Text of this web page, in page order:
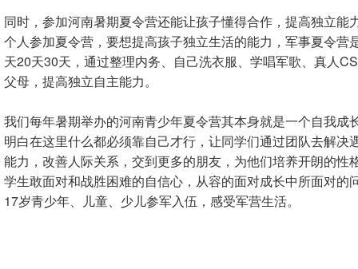
同时，参加河南暑期夏令营还能让孩子懂得合作，提高独立
个人参加夏令营，要想提高孩子独立生活的能力，军事夏令
天20天30天，通过整理内务、自己洗衣服、学唱军歌、真人
父母，提高独立自主能力。
我们每年暑期举办的河南青少年夏令营其本身就是一个自我
明白在这里什么都必须靠自己才行，让同学们通过团队去解
能力，改善人际关系，交到更多的朋友，为他们培养开朗的
学生敢面对和战胜困难的自信心，从容的面对成长中所面对
17岁青少年、儿童、少儿参军入伍，感受军营生活。